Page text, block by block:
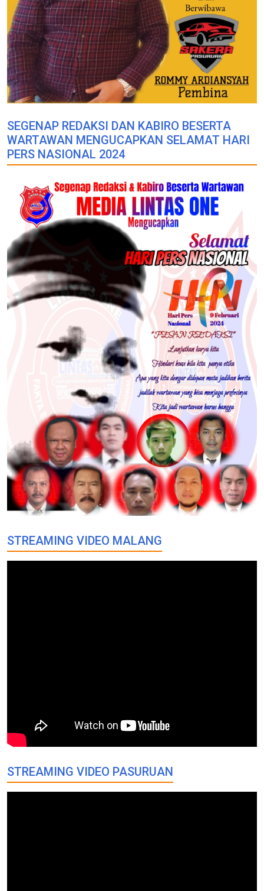
SEGENAP REDAKSI DAN KABIRO BESERTA
WARTAWAN MENGUCAPKAN SELAMAT HARI
PERS NASIONAL 2024
STREAMING VIDEO MALANG
STREAMING VIDEO PASURUAN